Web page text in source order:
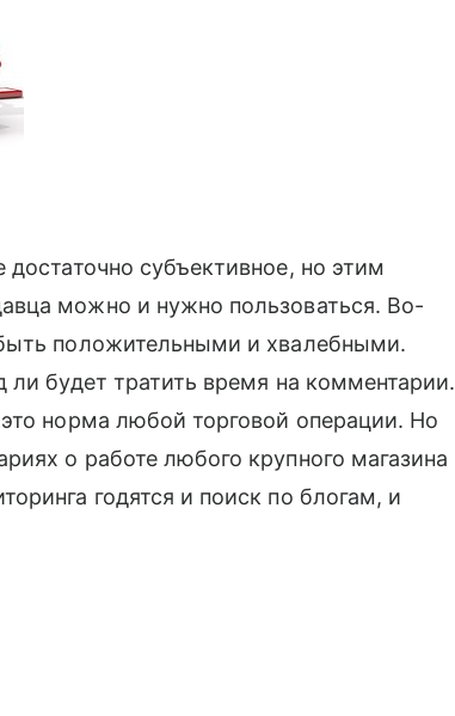
субъективное, но этим
можно и нужно пользоваться. Во-
положительными и хвалебными.
ли будет тратить время на комментарии.
норма любой торговой операции. Но
о работе любого крупного магазина
годятся и поиск по блогам, и